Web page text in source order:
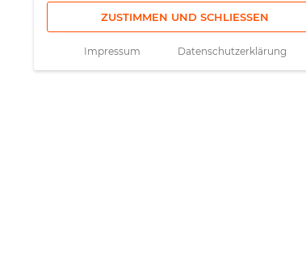
ZUSTIMMEN UND SCHLIESSEN
Impressum Datenschutzerklärung